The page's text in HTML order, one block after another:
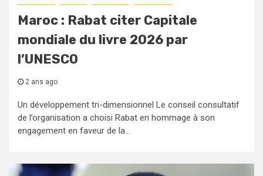
Maroc : Rabat citer Capitale
mondiale du livre 2026 par
l’UNESCO
2 ans ago
Un développement tri-dimensionnel Le conseil consultatif
de l’organisation a choisi Rabat en hommage à son
engagement en faveur de la...